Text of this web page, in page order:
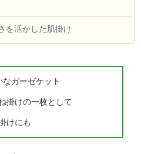
を活かした肌掛け
ガーゼケット
掛けの一枚として
けにも